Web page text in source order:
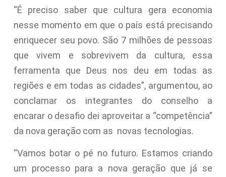
“É preciso saber que cultura gera economia
nesse momento em que o país está precisando
enriquecer seu povo. São 7 milhões de pessoas
que vivem e sobrevivem da cultura, essa
ferramenta que Deus nos deu em todas as
regiões e em todas as cidades”, argumentou, ao
conclamar os integrantes do conselho a
encarar o desafio dei aproveitar a “competência”
da nova geração com as novas tecnologias.
“Vamos botar o pé no futuro. Estamos criando
um processo para a nova geração que já se